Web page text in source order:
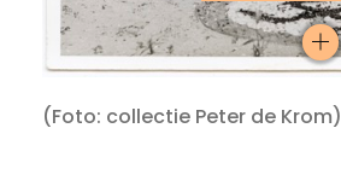
(Foto: collectie Peter de Krom)